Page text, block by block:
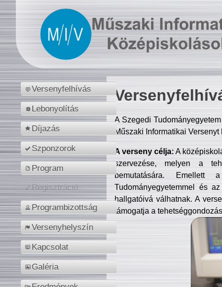
Versenyfelhívás
Lebonyolítás
Díjazás
Szponzorok
Program
Regisztráció
Programbizottság
Versenyhelyszín
Kapcsolat
Galéria
A Szegedi
Műszaki Informatikai
A verseny célja: A
szervezése, melyen a
bemutatására. Emellett
Tudományegyetemmel és
hallgatóivá válhatnak. A
támogatja a